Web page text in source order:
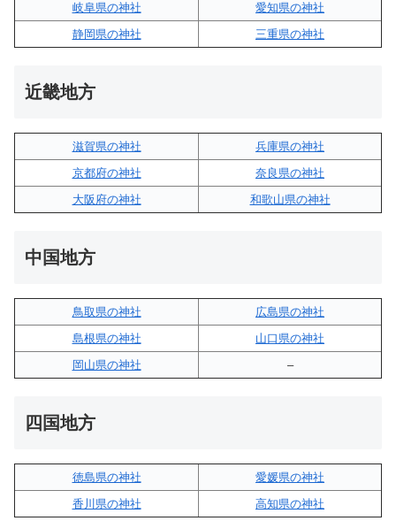
岐阜県の神社
愛知県の神社
静岡県の神社
三重県の神社
近畿地方
滋賀県の神社
兵庫県の神社
京都府の神社
奈良県の神社
大阪府の神社
和歌山県の神社
中国地方
鳥取県の神社
広島県の神社
島根県の神社
山口県の神社
岡山県の神社
–
四国地方
徳島県の神社
愛媛県の神社
香川県の神社
高知県の神社